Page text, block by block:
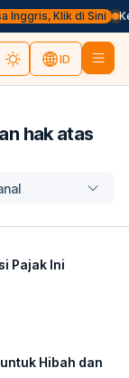
Inggris, Klik di Sini
ID
hak atas
Pajak Ini
Hibah dan